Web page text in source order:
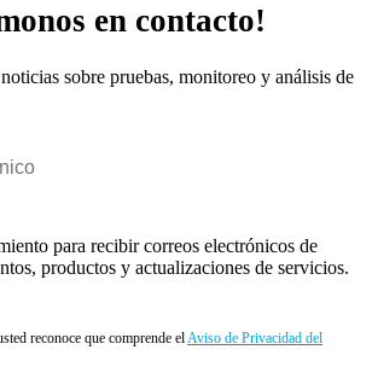
en contacto!
sobre pruebas, monitoreo y análisis de
para recibir correos electrónicos de
productos y actualizaciones de servicios.
reconoce que comprende elAviso de Privacidad del